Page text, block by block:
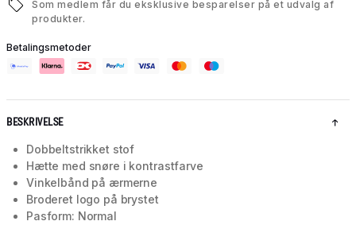
Som medlem får du eksklusive besparelser på et udvalg af
produkter.
Betalingsmetoder
BESKRIVELSE
Dobbeltstrikket stof
Hætte med snøre i kontrastfarve
Vinkelbånd på ærmerne
Broderet logo på brystet
Pasform: Normal